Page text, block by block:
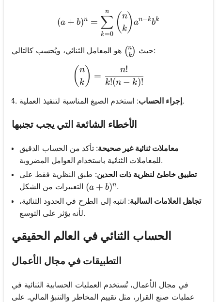
(a + b)^n =
(a + b)n =
k=0
∑
n ( k
n)an−kbk
حيث
\binom{n}{k}
( k
n) هو المعامل الثنائي، ويُحسب كالتالي:
\binom{n}{k} =
( k
n) =
k!(n − k)!
n!
إجراء الحساب: استخدم الصيغ المناسبة لتنفيذ العملية.
الأخطاء الشائعة التي يجب تجنبها
معاملات ثنائية غير صحيحة: تأكد من الحساب الدقيق
للمعاملات الثنائية باستخدام العوامل المضروبة.
تطبيق خاطئ لنظرية ذات الحدين: طبق النظرية فقط على
(a + b)^n
(a + b)n.
تجاهل العلامات السالبة: انتبه إلى الطرح في الحدود الثنائية،
لأنه يؤثر على التوسع.
الحساب الثنائي في العالم الحقيقي
التطبيقات في مجال الأعمال
في مجال الأعمال، تُستخدم العمليات الحسابية الثنائية في
عمليات صنع القرار، مثل تقييم المخاطر والتنبؤ المالي. على